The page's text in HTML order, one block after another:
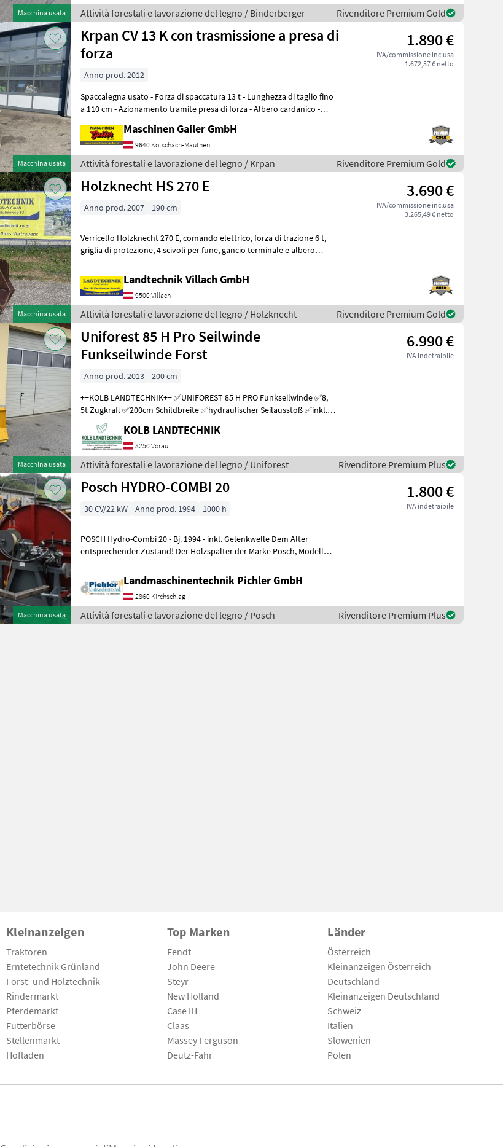
Macchina usata Attività forestali e lavorazione del legno / Binderberger Rivenditore Premium Gold
Macchina usata
Krpan CV 13 K con trasmissione a presa di
forza
1.890 €
IVA/commissione inclusa
1.672,57 € netto
Anno prod. 2012
Spaccalegna usato - Forza di spaccatura 13 t - Lunghezza di taglio fino
a 110 cm - Azionamento tramite presa di forza - Albero cardanico -
Maschinen Gailer GmbH
9640 Kötschach-Mauthen
Attività forestali e lavorazione del legno / Krpan Rivenditore Premium Gold
Macchina usata
Holzknecht HS 270 E 3.690 €
IVA/commissione inclusa
3.265,49 € netto
Anno prod. 2007 190 cm
Verricello Holzknecht 270 E, comando elettrico, forza di trazione 6 t,
griglia di protezione, 4 scivoli per fune, gancio terminale e albero
Landtechnik Villach GmbH
9500 Villach
Attività forestali e lavorazione del legno / Holzknecht Rivenditore Premium Gold
Macchina usata
Uniforest 85 H Pro Seilwinde
Funkseilwinde Forst
6.990 €
IVA indetraibile
Anno prod. 2013
200 cm
++KOLB LANDTECHNIK++ ✅UNIFOREST 85 H PRO Funkseilwinde ✅8,
5t Zugkraft ✅200cm Schildbreite ✅hydraulischer Seilausstoß ✅inkl.
TERRA Profi Funk - Ziehen / Kurzl
KOLB LANDTECHNIK
8250 Vorau
Attività forestali e lavorazione del legno / Uniforest Rivenditore Premium Plus
Macchina usata
Posch HYDRO-COMBI 20 1.800 €
IVA indetraibile
30 CV/22 kW Anno prod. 1994 1000 h
POSCH Hydro-Combi 20 - Bj. 1994 - inkl. Gelenkwelle Dem Alter
entsprechender Zustand! Der Holzspalter der Marke Posch, Modell
Landmaschinentechnik Pichler GmbH
2860 Kirchschlag
Attività forestali e lavorazione del legno / Posch Rivenditore Premium Plus
Kleinanzeigen
Traktoren
Erntetechnik Grünland
Forst- und Holztechnik
Rindermarkt
Pferdemarkt
Futterbörse
Stellenmarkt
Hofladen
Top Marken
Fendt
John Deere
Steyr
New Holland
Case IH
Claas
Massey Ferguson
Deutz-Fahr
Länder
Österreich
Kleinanzeigen Österreich
Deutschland
Kleinanzeigen Deutschland
Schweiz
Italien
Slowenien
Polen